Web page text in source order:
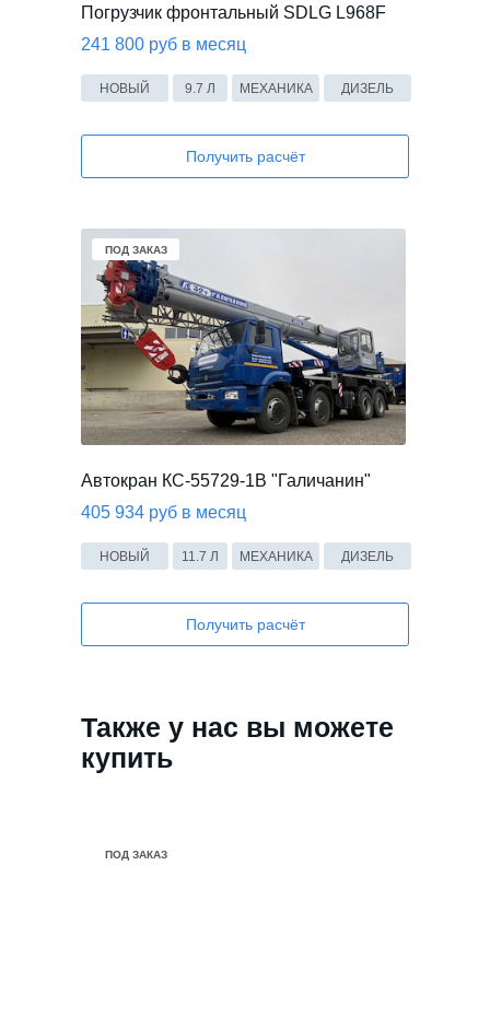
Погрузчик фронтальный SDLG L968F
241 800 руб в месяц
9.7 Л МЕХАНИКА ДИЗЕЛЬ
НОВЫЙ
Получить расчёт
Автокран КС-55729-1В "Галичанин"
405 934 руб в месяц
11.7 Л МЕХАНИКА ДИЗЕЛЬ
НОВЫЙ
Получить расчёт
ПОД ЗАКАЗ
Также у нас вы можете
купить
В НАЛИЧИИ
ПОД ЗАКАЗ
ПОД ЗАКАЗ